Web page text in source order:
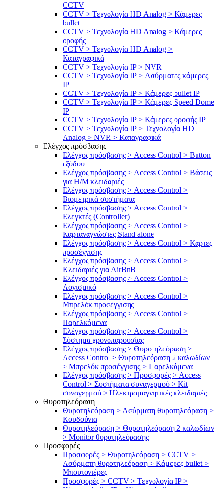
CCTV
CCTV > Τεχνολογία HD Analog > Κάμερες
bullet
CCTV > Τεχνολογία HD Analog > Κάμερες
οροφής
CCTV > Τεχνολογία HD Analog >
Καταγραφικά
CCTV > Τεχνολογία IP > NVR
CCTV > Τεχνολογία IP > Ασύρματες κάμερες
IP
CCTV > Τεχνολογία IP > Κάμερες bullet IP
CCTV > Τεχνολογία IP > Κάμερες Speed Dome
IP
CCTV > Τεχνολογία IP > Κάμερες οροφής IP
CCTV > Τεχνολογία IP > Τεχνολογία HD
Analog > NVR > Καταγραφικά
Ελέγχος πρόσβασης
Ελέγχος πρόσβασης > Access Control > Button
εξόδου
Ελέγχος πρόσβασης > Access Control > Βάσεις
για Η/Μ κλειδαριές
Ελέγχος πρόσβασης > Access Control >
Βιομετρικά συστήματα
Ελέγχος πρόσβασης > Access Control >
Ελεγκτές (Controller)
Ελέγχος πρόσβασης > Access Control >
Καρταναγνώστες Stand alone
Ελέγχος πρόσβασης > Access Control > Κάρτες
προσέγγισης
Ελέγχος πρόσβασης > Access Control >
Κλειδαριές για AirBnB
Ελέγχος πρόσβασης > Access Control >
Λογισμικό
Ελέγχος πρόσβασης > Access Control >
Μπρελόκ προσέγγισης
Ελέγχος πρόσβασης > Access Control >
Παρελκόμενα
Ελέγχος πρόσβασης > Access Control >
Σύστημα χρονοπαρουσίας
Ελέγχος πρόσβασης > Θυροτηλεόραση >
Access Control > Θυροτηλεόραση 2 καλωδίων
> Μπρελόκ προσέγγισης > Παρελκόμενα
Ελέγχος πρόσβασης > Προσφορές > Access
Control > Συστήματα συναγερμού > Kit
συναγερμού > Ηλεκτρομαγνητικές κλειδαριές
Θυροτηλεόραση
Θυροτηλεόραση > Ασύρματη θυροτηλεόραση >
Κουδούνια
Θυροτηλεόραση > Θυροτηλεόραση 2 καλωδίων
> Μonitor θυροτηλεόρασης
Προσφορές
Προσφορές > Θυροτηλεόραση > CCTV >
Ασύρματη θυροτηλεόραση > Κάμερες bullet >
Μπουτονιέρες
Προσφορές > CCTV > Τεχνολογία IP >